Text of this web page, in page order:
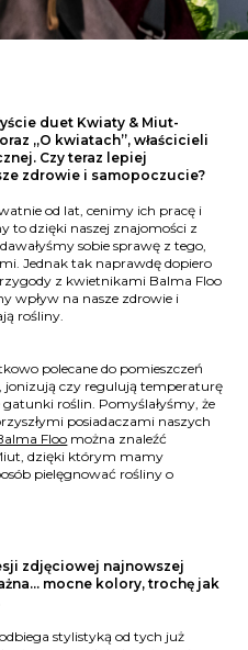
duet Kwiaty & Miut-
„O kwiatach”, właścicieli
Czy teraz lepiej
zdrowie i samopoczucie?
od lat, cenimy ich pracę i
to dzięki naszej znajomości z
sobie sprawę z tego,
Jednak tak naprawdę dopiero
z kwietnikami Balma Floo
wpływ na nasze zdrowie i
rośliny.
polecane do pomieszczeń
jonizują czy regulują temperaturę
gatunki roślin. Pomyślałyśmy, że
posiadaczami naszych
Floo można znaleźć
dzięki którym mamy
pielęgnować rośliny o
zdjęciowej najnowszej
mocne kolory, trochę jak
stylistyką od tych już